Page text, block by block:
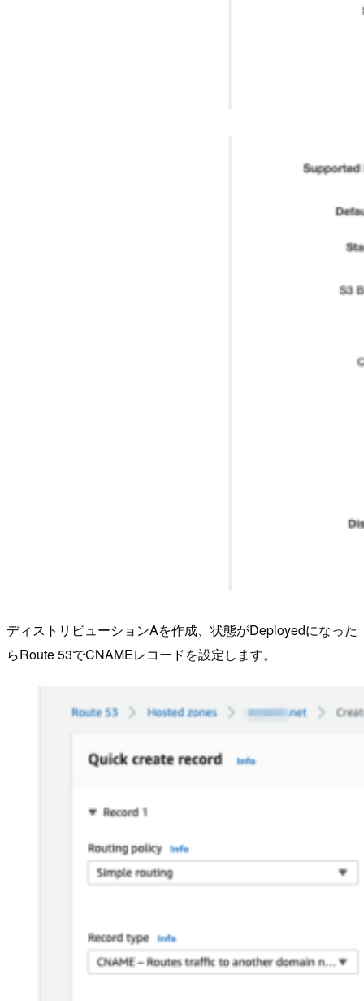
ディストリビューションAを作成、状態がDeployedになった
らRoute 53でCNAMEレコードを設定します。